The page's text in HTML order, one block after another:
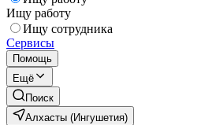
Ищу работу
Ищу сотрудника
Сервисы
Помощь
Ещё
Поиск
Алхасты (Ингушетия)